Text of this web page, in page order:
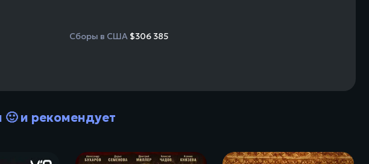
Сборы в США $306 385
🙂 и рекомендует